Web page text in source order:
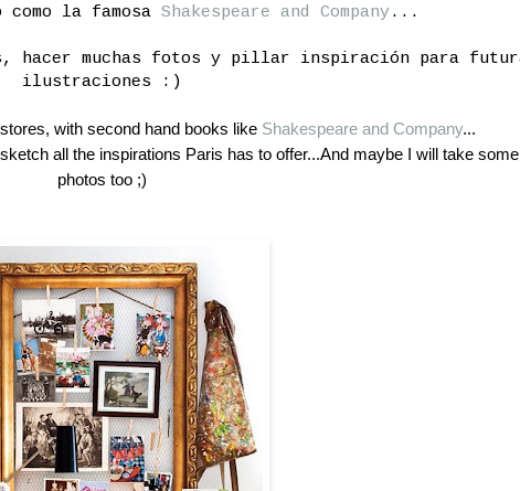
como la famosa Shakespeare and Company...
hacer muchas fotos y pillar inspiración para
ilustraciones :)
with second hand books like Shakespeare and Company...
all the inspirations Paris has to offer...And maybe I will take some
photos too ;)